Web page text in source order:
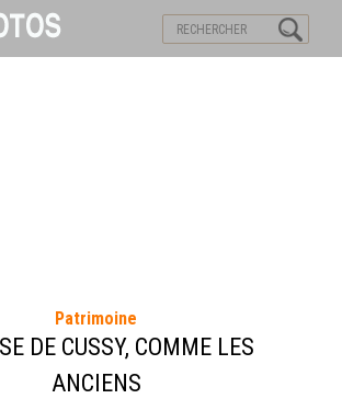
Patrimoine
DE CUSSY, COMME LES
ANCIENS